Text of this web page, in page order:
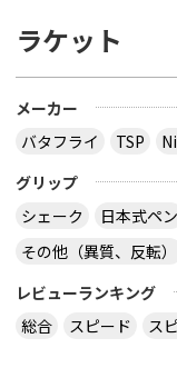
ラケット
メーカー
バタフライ
TSP
グリップ
シェーク
日本式ペン
その他（異質、反転）
レビューランキング
総合
スピード ス